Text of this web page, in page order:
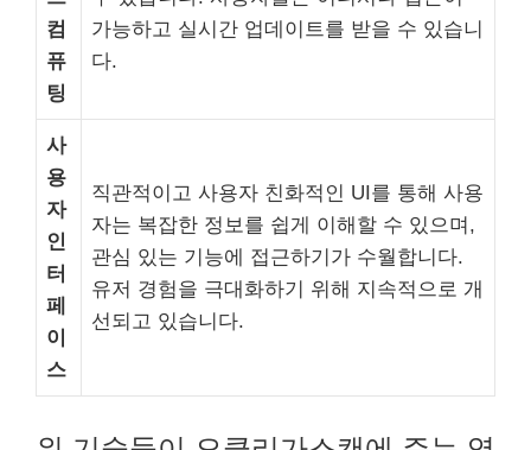
컴
퓨
팅
가능하고 실시간 업데이트를 받을 수 있습니
다.
사
용
자
인
터
페
이
스
직관적이고 사용자 친화적인 UI를 통해 사용
자는 복잡한 정보를 쉽게 이해할 수 있으며,
관심 있는 기능에 접근하기가 수월합니다.
유저 경험을 극대화하기 위해 지속적으로 개
선되고 있습니다.